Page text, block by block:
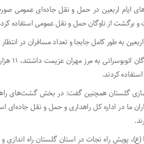
به طور کامل جابجا و تعداد مسافران در
کردیم و ۲۵ نفر از همکاران ما در اداره کل راهداری و حمل و نقل
پویش راه نجات در استان گلستان راه اندازی